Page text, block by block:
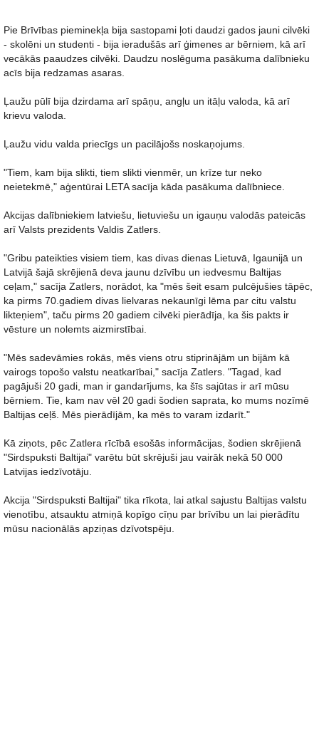
Pie Brīvības pieminekļa bija sastopami ļoti daudzi gados jauni cilvēki
- skolēni un studenti - bija ieradušās arī ģimenes ar bērniem, kā arī
vecākās paaudzes cilvēki. Daudzu noslēguma pasākuma dalībnieku
acīs bija redzamas asaras.
Ļaužu pūlī bija dzirdama arī spāņu, angļu un itāļu valoda, kā arī
krievu valoda.
Ļaužu vidu valda priecīgs un pacilājošs noskaņojums.
"Tiem, kam bija slikti, tiem slikti vienmēr, un krīze tur neko
neietekmē," aģentūrai LETA sacīja kāda pasākuma dalībniece.
Akcijas dalībniekiem latviešu, lietuviešu un igauņu valodās pateicās
arī Valsts prezidents Valdis Zatlers.
"Gribu pateikties visiem tiem, kas divas dienas Lietuvā, Igaunijā un
Latvijā šajā skrējienā deva jaunu dzīvību un iedvesmu Baltijas
ceļam," sacīja Zatlers, norādot, ka "mēs šeit esam pulcējušies tāpēc,
ka pirms 70.gadiem divas lielvaras nekaunīgi lēma par citu valstu
likteņiem", taču pirms 20 gadiem cilvēki pierādīja, ka šis pakts ir
vēsture un nolemts aizmirstībai.
"Mēs sadevāmies rokās, mēs viens otru stiprinājām un bijām kā
vairogs topošo valstu neatkarībai," sacīja Zatlers. "Tagad, kad
pagājuši 20 gadi, man ir gandarījums, ka šīs sajūtas ir arī mūsu
bērniem. Tie, kam nav vēl 20 gadi šodien saprata, ko mums nozīmē
Baltijas ceļš. Mēs pierādījām, ka mēs to varam izdarīt."
Kā ziņots, pēc Zatlera rīcībā esošās informācijas, šodien skrējienā
"Sirdspuksti Baltijai" varētu būt skrējuši jau vairāk nekā 50 000
Latvijas iedzīvotāju.
Akcija "Sirdspuksti Baltijai" tika rīkota, lai atkal sajustu Baltijas valstu
vienotību, atsauktu atmiņā kopīgo cīņu par brīvību un lai pierādītu
mūsu nacionālās apziņas dzīvotspēju.